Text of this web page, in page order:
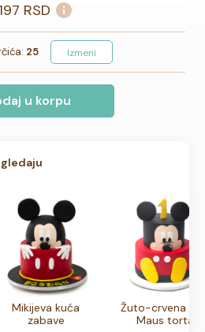
RSD
25 Izmeni
u korpu
Mikijeva kuća
zabave
Žuto-crvena
Maus torta